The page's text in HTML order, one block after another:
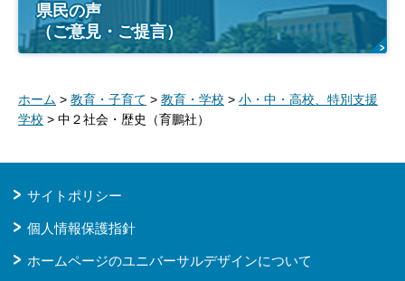
県民の声
（ご意見・ご提言）
ホーム > 教育・子育て > 教育・学校 > 小・中・高校、特別支援
学校 > 中２社会・歴史（育鵬社）
サイトポリシー
個人情報保護指針
ホームページのユニバーサルデザインについて